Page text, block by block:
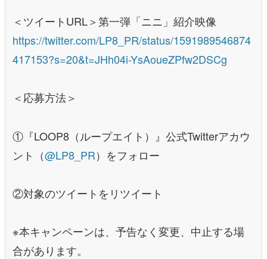
＜ツイートURL＞第一弾「ニニ」紹介映像
https://twitter.com/LP8_PR/status/1591989546874
417153?s=20&t=JHh04i-YsAoueZPfw2DSCg
＜応募方法＞
①『LOOP8（ループエイト）』公式Twitterアカウ
ント（@LP8_PR）をフォロー
②対象のツイートをリツイート
※本キャンペーンは、予告なく変更、中止する場
合があります。